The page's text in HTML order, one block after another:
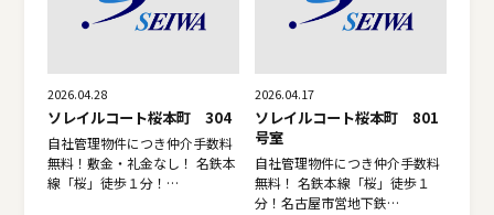
2026.04.28
ソレイルコート桜本町 304
自社管理物件につき仲介手数料
無料！敷金・礼金なし！ 名鉄本
線「桜」徒歩１分！…
2026.04.17
ソレイルコート桜本町 801
号室
自社管理物件につき仲介手数料
無料！ 名鉄本線「桜」徒歩１
分！名古屋市営地下鉄…